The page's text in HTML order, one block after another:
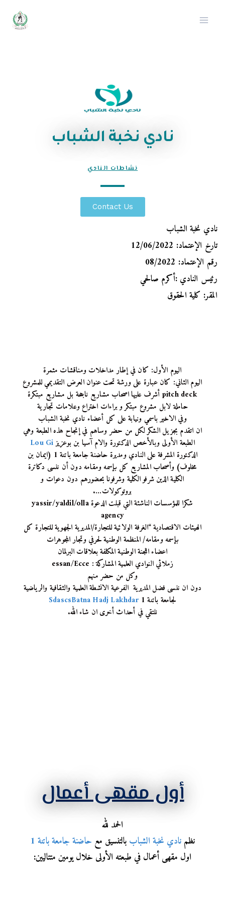
نادي نخبة الشباب
نشاطات النادي
Contact Us
نادي نخبة الشباب
تارخ الإعتماد: 12/06/2022
رقم الإعتماد: 08/2022
رئيس النادي :أكرم صالحي
المقر: كلية الحقوق
اليوم الأول: كان في إطار مداخلات ومناقشات مثمرة
اليوم الثاني: كان عبارة على ورشة تحت عنوان العرض التقديمي للمشروع
pitch deck أشرف عليها اصحاب مشاريع ناجحة بل مشاريع مبتكرة
حاملة لابل مشروع مبتكر و براءات اختراع وعلامات تجارية
وفي الاخير باسمي ونيابة على كل أعضاء نادي نخبة الشباب
ان اتقدم بجزيل الشكر لكل من حضر وساهم في إنجاح هذه الطبعة وهي
الطبعة الأولى وبالأخص الدكتورة والام آسيا بن بوعزيزLou Gi
الدكتورة المشرفة على النادي ومديرة حاضنة جامعة باتنة 1 (ايمان بن
مخلوف) وأصحاب المشاريع كل بإسمه ومقامه دون أن ننسى دكاترة
الكلية الذين شرفو الكلية وشرفونا بحضورهم دون دعوات و
بروتوكولات….
شكرا للمؤسسات الناشئة التي قبلت الدعوة yassir/yaldil/olla
agency
الهيئات الاقتصادية “الغرفة الولائية للتجارة/المديرية الجهوية للتجارة كل
بإسمه ومقامه/ المنظمة الوطنية لحرفي وتجار المجوهرات
اعضاء اللجنة الوطنية المكلفة بعلاقات البرلمان
زملائي النوادي العلمية المشاركة : essan/Ecce
وكل من حضر منهم
دون ان ننسى فضل المديرية الفرعية الانشطة العلمية والثقافية والرياضية
لجامعة باتنة 1
SdascsBatna Hadj Lakhdar
نلتقي في أحداث أخرى ان شاء الله.
أول مقهى أعمال
الحمد لله
نظمنادي نخبة الشباببالتنسيق مع حاضنة جامعة باتنة 1
اول مقهى أعمال في طبعته الأولى خلال يومين متتاليين: